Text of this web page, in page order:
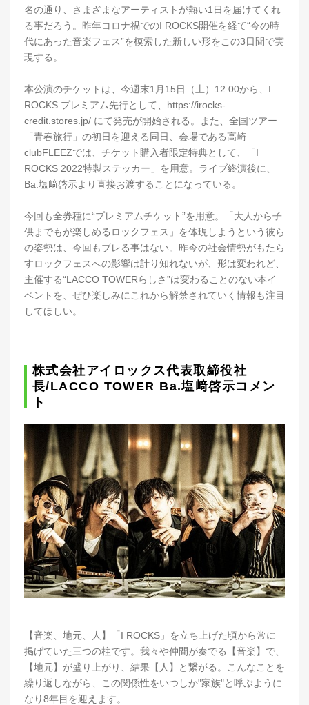
名の通り、さまざまなアーティストが熱い1日を届けてくれ
る事だろう。昨年コロナ禍でのI ROCKS開催を経て“今の時
代にあった音楽フェス”を模索した新しい形をこの3日間で実
現する。
本公演のチケットは、今週末1月15日（土）12:00から、I
ROCKS プレミアム先行として、https://irocks-
credit.stores.jp/ にて発売が開始される。また、全国ツアー
「青春旅行」の初日を迎える同日、会場である高崎
clubFLEEZでは、チケット購入者限定特典として、「I
ROCKS 2022特製ステッカー」を用意。ライブ終演後に、
Ba.塩﨑啓示より直接お渡することになっている。
今回も全券種に“プレミアムチケット”を用意。「大人から子
供までもが楽しめるロックフェス」を体現しようという彼ら
の姿勢は、今回もブレる事はない。昨今の社会情勢がもたら
すロックフェスへの影響は計り知れないが、形は変われど、
主催する“LACCO TOWERらしさ”は変わることのない本イ
ベントを、ぜひ楽しみにこれから解禁されていく情報も注目
してほしい。
株式会社アイロックス代表取締役社
長/LACCO TOWER Ba.塩﨑啓示コメン
ト
【音楽、地元、人】「I ROCKS」を立ち上げた頃から常に
掲げていた三つの柱です。我々や仲間が奏でる【音楽】で、
【地元】が盛り上がり、結果【人】と繋がる。こんなことを
繰り返しながら、この関係性をいつしか"家族"と呼ぶように
なり8年目を迎えます。